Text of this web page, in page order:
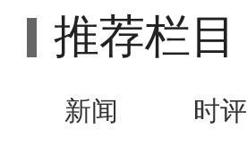
推荐栏目
新闻 时评